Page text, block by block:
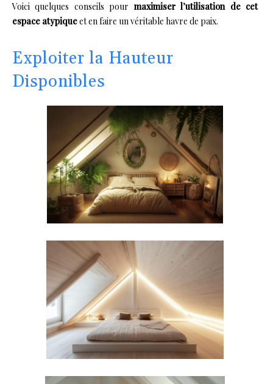
Voici quelques conseils pour maximiser l’utilisation de cet
espace atypiqueet en faire un véritable havre de paix.
Exploiter la Hauteur
Disponibles